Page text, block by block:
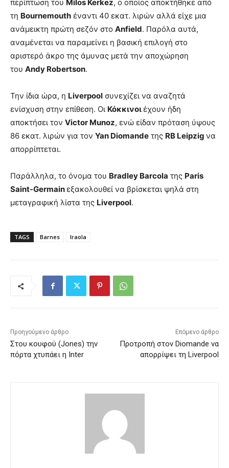
περίπτωση του Milos Kerkez, ο οποίος αποκτήθηκε από
τη Bournemouth έναντι 40 εκατ. λιρών αλλά είχε μια
ανάμεικτη πρώτη σεζόν στο Anfield. Παρόλα αυτά,
αναμένεται να παραμείνει η βασική επιλογή στο
αριστερό άκρο της άμυνας μετά την αποχώρηση
του Andy Robertson.
Την ίδια ώρα, η Liverpool συνεχίζει να αναζητά
ενίσχυση στην επίθεση. Οι Κόκκινοιέχουν ήδη
αποκτήσει τον Victor Munoz, ενώ είδαν πρόταση ύψους
86 εκατ. λιρών για τον Yan Diomande της RB Leipzig να
απορρίπτεται.
Παράλληλα, το όνομα του Bradley Barcola της Paris
Saint-Germainεξακολουθεί να βρίσκεται ψηλά στη
μεταγραφική λίστα της Liverpool.
TAGS Barnes Iraola
Προηγούμενο άρθρο
Στου κουφού (Jones) την
πόρτα χτυπάει η Inter
Επόμενο άρθρο
Προτροπή στον Diomande να
απορρίψει τη Liverpool